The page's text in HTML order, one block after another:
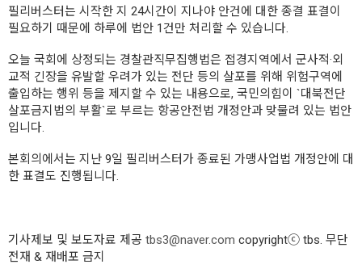
필리버스터는 시작한 지 24시간이 지나야 안건에 대한 종결 표결이
필요하기 때문에 하루에 법안 1건만 처리할 수 있습니다.
오늘 국회에 상정되는 경찰관직무집행법은 접경지역에서 군사적·외
교적 긴장을 유발할 우려가 있는 전단 등의 살포를 위해 위험구역에
출입하는 행위 등을 제지할 수 있는 내용으로, 국민의힘이 `대북전단
살포금지법의 부활`로 부르는 항공안전법 개정안과 맞물려 있는 법안
입니다.
본회의에서는 지난 9일 필리버스터가 종료된 가맹사업법 개정안에 대
한 표결도 진행됩니다.
기사제보 및 보도자료 제공 tbs3@naver.com copyrightⓒ tbs. 무단
전재 & 재배포 금지